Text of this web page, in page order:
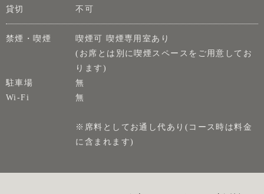
貸切
不可
禁煙・喫煙
喫煙可 喫煙専用室あり
(お席とは別に喫煙スペースをご用意してお
ります)
駐車場
無
Wi-Fi
無
※席料としてお通し代あり(コース時は料金
に含まれます)